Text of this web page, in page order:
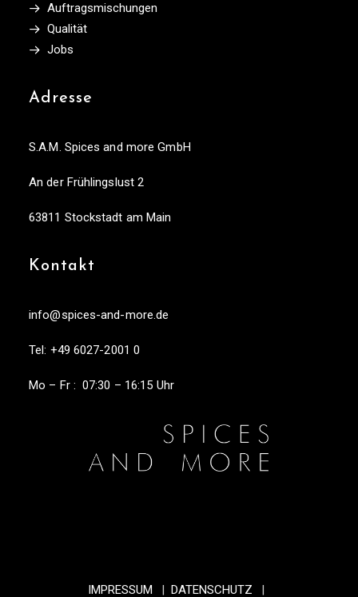
Auftragsmischungen
Qualität
Jobs
Adresse
S.A.M. Spices and more GmbH
An der Frühlingslust 2
63811 Stockstadt am Main
Kontakt
info@spices-and-more.de
Tel: +49 6027-2001 0
Mo – Fr : 07:30 – 16:15 Uhr
IMPRESSUM | DATENSCHUTZ |